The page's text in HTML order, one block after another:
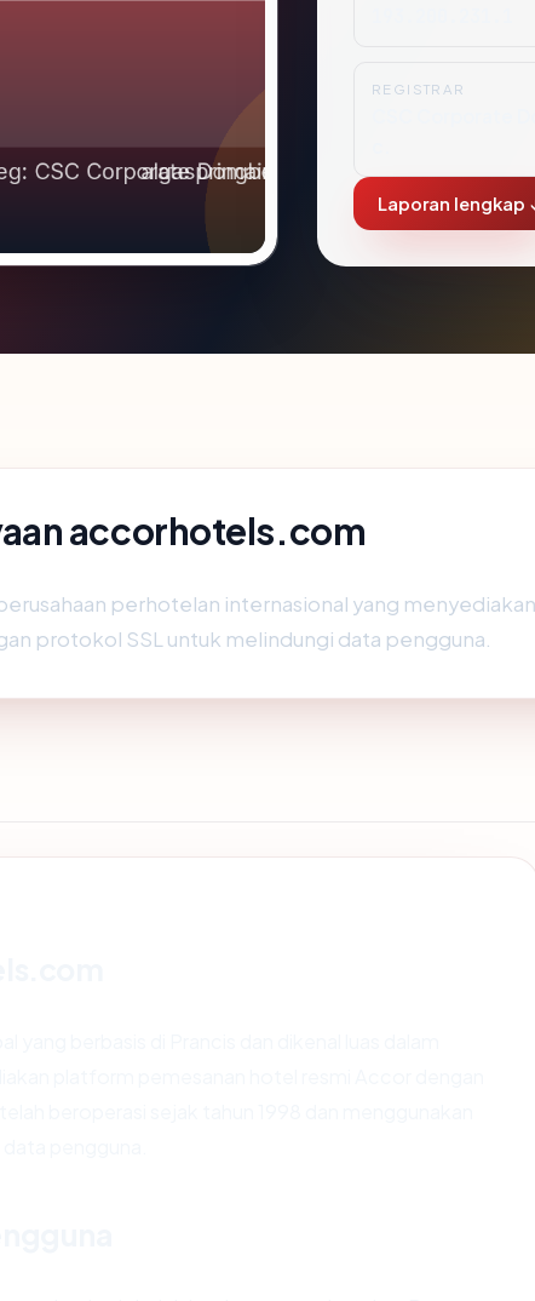
REGISTRAR
Laporan lengkap
accorhotels.com
perhotelan internasional yang
protokol SSL untuk melindungi data pengguna.